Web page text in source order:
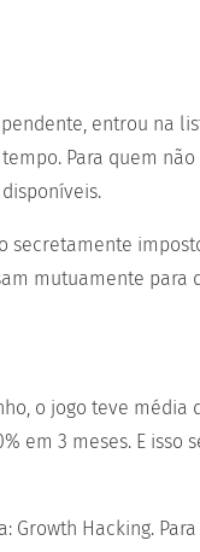
entrou na
Para quem
secretamente
mutuamente para
o jogo teve média
em 3 meses. E isso
Hacking.